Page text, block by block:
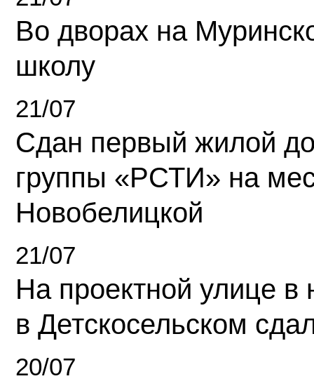
Во дворах на
школу
21/07
Сдан первый жилой
группы «РСТИ» на
Новобелицкой
21/07
На проектной улице
в Детскосельском
20/07